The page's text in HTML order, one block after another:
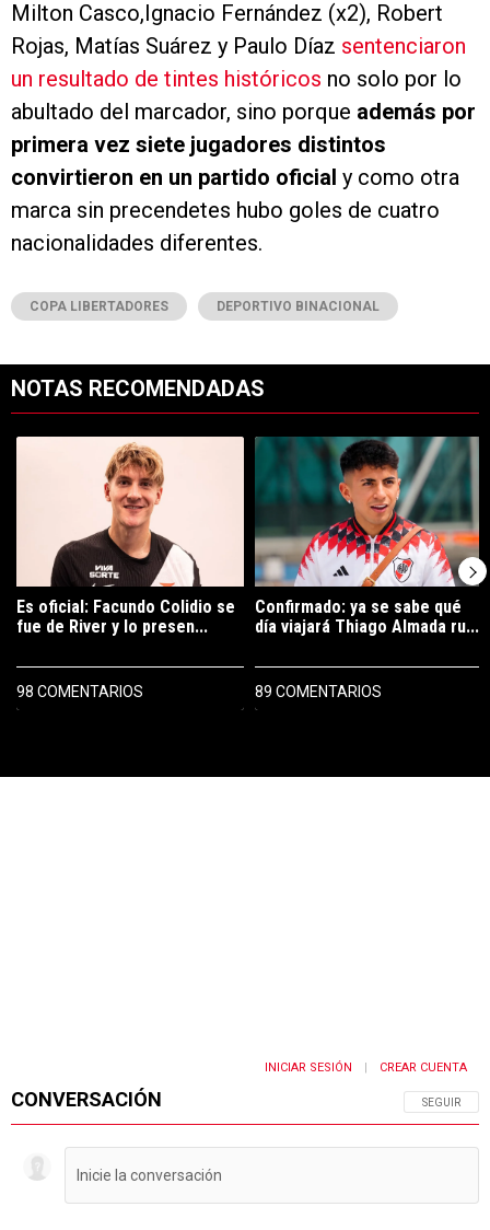
Milton Casco,Ignacio Fernández (x2), Robert
Rojas, Matías Suárez y Paulo Díaz sentenciaron
un resultado de tintes históricos no solo por lo
abultado del marcador, sino porque además por
primera vez siete jugadores distintos
convirtieron en un partido oficial y como otra
marca sin precendetes hubo goles de cuatro
nacionalidades diferentes.
COPA LIBERTADORES DEPORTIVO BINACIONAL
NOTAS RECOMENDADAS
Un artículo de tendencia con el título "Es oficial: Facundo Colidio
Es oficial: Facundo Colidio se
fue de River y lo presen...
98 COMENTARIOS
Un artículo de tendencia con el
Confirmado: ya se sabe qué
día viajará Thiago Almada ru...
89 COMENTARIOS
CONVERSACIÓN SIGA ESTA
SEGUIR
INICIAR SESIÓN CREAR CUENTA